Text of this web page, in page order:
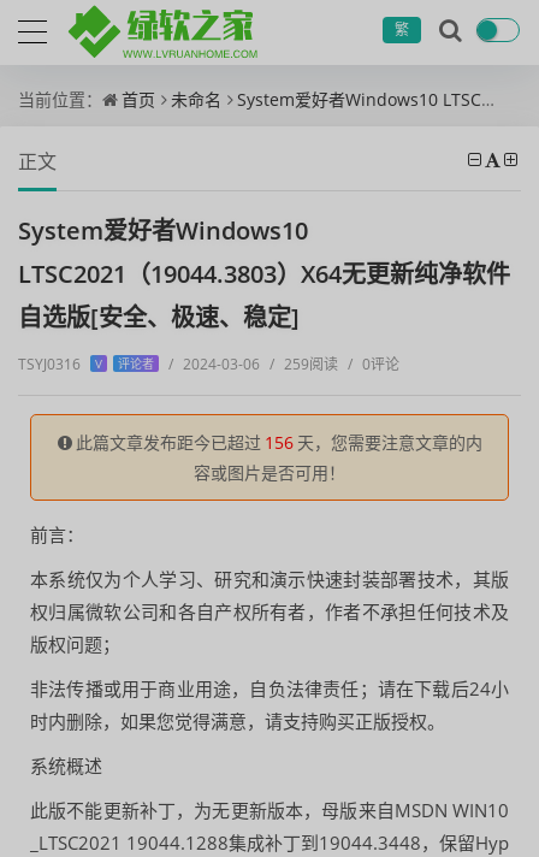
繁
当前位置： 首页 未命名 System爱好者Windows10 LTSC2021（19044.3803）X64无更新纯净软件自选版[安全、极速、稳定]
正文
System爱好者Windows10
LTSC2021（19044.3803）X64无更新纯净软件
自选版[安全、极速、稳定]
TSYJ0316 V 评论者 / 2024-03-06 / 259阅读 / 0评论
此篇文章发布距今已超过 156 天，您需要注意文章的内
容或图片是否可用！
前言：
本系统仅为个人学习、研究和演示快速封装部署技术，其版
权归属微软公司和各自产权所有者，作者不承担任何技术及
版权问题；
非法传播或用于商业用途，自负法律责任；请在下载后24小
时内删除，如果您觉得满意，请支持购买正版授权。
系统概述
此版不能更新补丁，为无更新版本，母版来自MSDN WIN10
_LTSC2021 19044.1288集成补丁到19044.3448，保留Hyp